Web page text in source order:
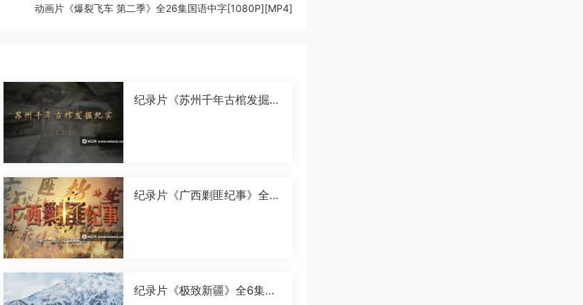
动画片《爆裂飞车 第二季》全26集国语中字[1080P][MP4]
纪录片《苏州千年古棺发掘纪
纪录片《广西剿匪纪事》全5
纪录片《极致新疆》全6集国